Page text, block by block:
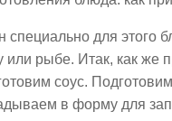
специально для этого
или рыбе. Итак, как же
соус.
в форму для